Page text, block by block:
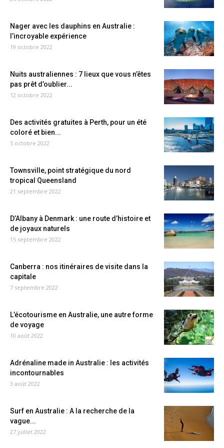
Nager avec les dauphins en Australie :
l’incroyable expérience
19 octobre 2022
Nuits australiennes : 7 lieux que vous n’êtes
pas prêt d’oublier...
12 octobre 2022
Des activités gratuites à Perth, pour un été
coloré et bien...
5 octobre 2022
Townsville, point stratégique du nord
tropical Queensland
21 septembre 2022
D’Albany à Denmark : une route d’histoire et
de joyaux naturels
15 septembre 2022
Canberra : nos itinéraires de visite dans la
capitale
7 septembre 2022
L’écotourisme en Australie, une autre forme
de voyage
10 août 2022
Adrénaline made in Australie : les activités
incontournables
3 août 2022
Surf en Australie : A la recherche de la
vague...
27 juillet 2022